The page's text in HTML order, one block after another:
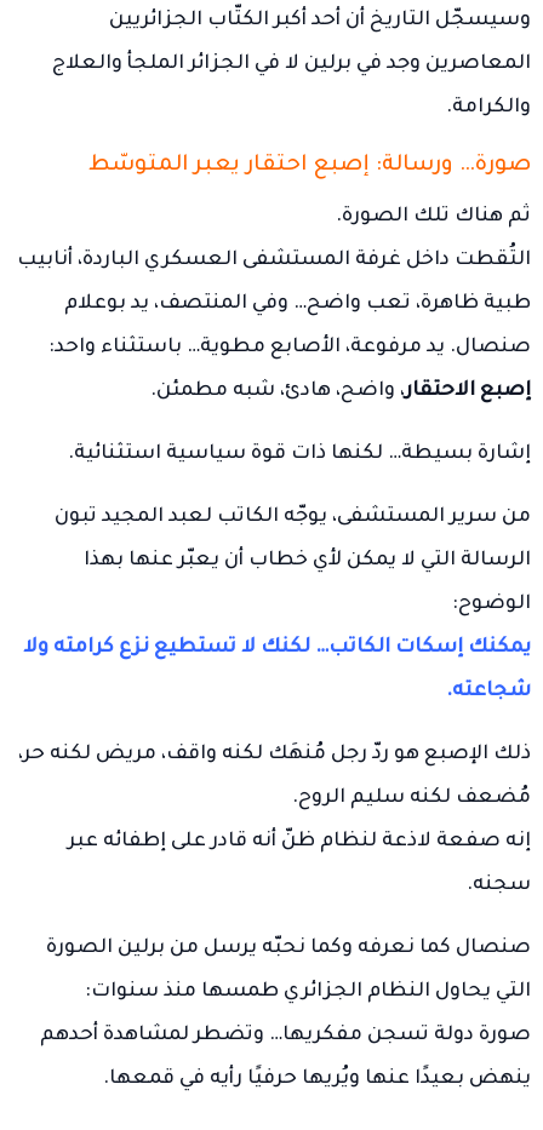
وسيسجّل التاريخ أن أحد أكبر الكتّاب الجزائريين
المعاصرين وجد في برلين لا في الجزائر الملجأ والعلاج
والكرامة.
صورة… ورسالة: إصبع احتقار يعبر المتوسّط
ثم هناك تلك الصورة.
التُقطت داخل غرفة المستشفى العسكري الباردة، أنابيب
طبية ظاهرة، تعب واضح… وفي المنتصف، يد بوعلام
صنصال. يد مرفوعة، الأصابع مطوية… باستثناء واحد:
إصبع الاحتقار، واضح، هادئ، شبه مطمئن.
إشارة بسيطة… لكنها ذات قوة سياسية استثنائية.
من سرير المستشفى، يوجّه الكاتب لعبد المجيد تبون
الرسالة التي لا يمكن لأي خطاب أن يعبّر عنها بهذا
الوضوح:
يمكنك إسكات الكاتب… لكنك لا تستطيع نزع كرامته ولا
شجاعته.
ذلك الإصبع هو ردّ رجل مُنهَك لكنه واقف، مريض لكنه حر،
مُضعف لكنه سليم الروح.
إنه صفعة لاذعة لنظام ظنّ أنه قادر على إطفائه عبر
سجنه.
صنصال كما نعرفه وكما نحبّه يرسل من برلين الصورة
التي يحاول النظام الجزائري طمسها منذ سنوات:
صورة دولة تسجن مفكريها… وتضطر لمشاهدة أحدهم
ينهض بعيدًا عنها ويُريها حرفيًا رأيه في قمعها.